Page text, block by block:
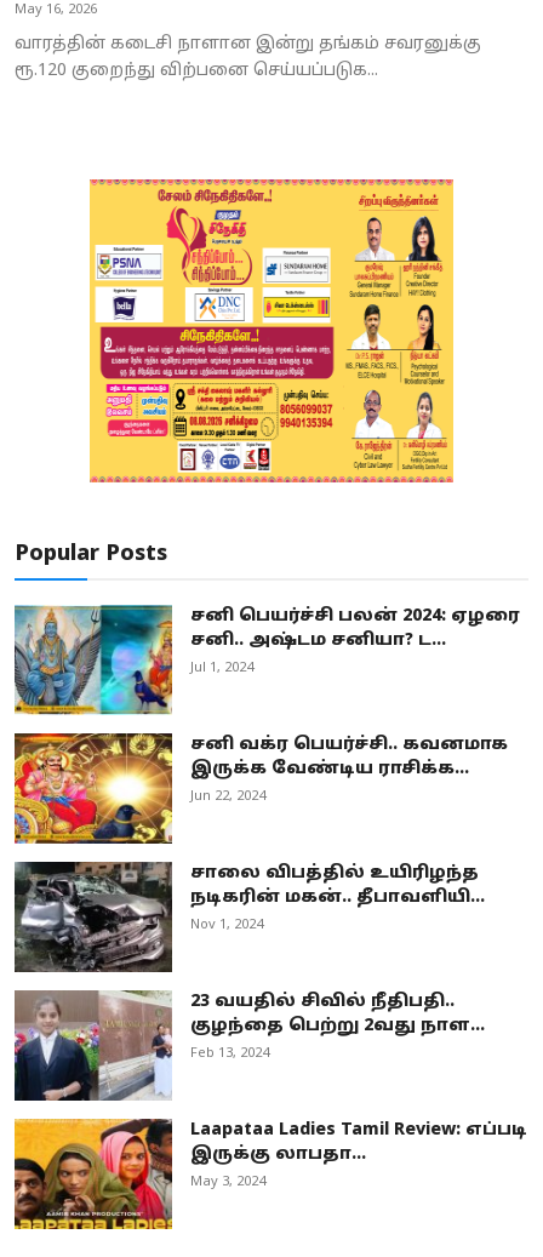
Weather
May 16, 2026
வாரத்தின் கடைசி நாளான இன்று தங்கம் சவரனுக்கு
ரூ.120 குறைந்து விற்பனை செய்யப்படுக...
Popular Posts
சனி பெயர்ச்சி பலன் 2024: ஏழரை
சனி.. அஷ்டம சனியா? ட...
Jul 1, 2024
சனி வக்ர பெயர்ச்சி.. கவனமாக
இருக்க வேண்டிய ராசிக்க...
Jun 22, 2024
சாலை விபத்தில் உயிரிழந்த
நடிகரின் மகன்.. தீபாவளியி...
Nov 1, 2024
23 வயதில் சிவில் நீதிபதி..
குழந்தை பெற்று 2வது நாள...
Feb 13, 2024
Laapataa Ladies Tamil Review: எப்படி
இருக்கு லாபதா...
May 3, 2024